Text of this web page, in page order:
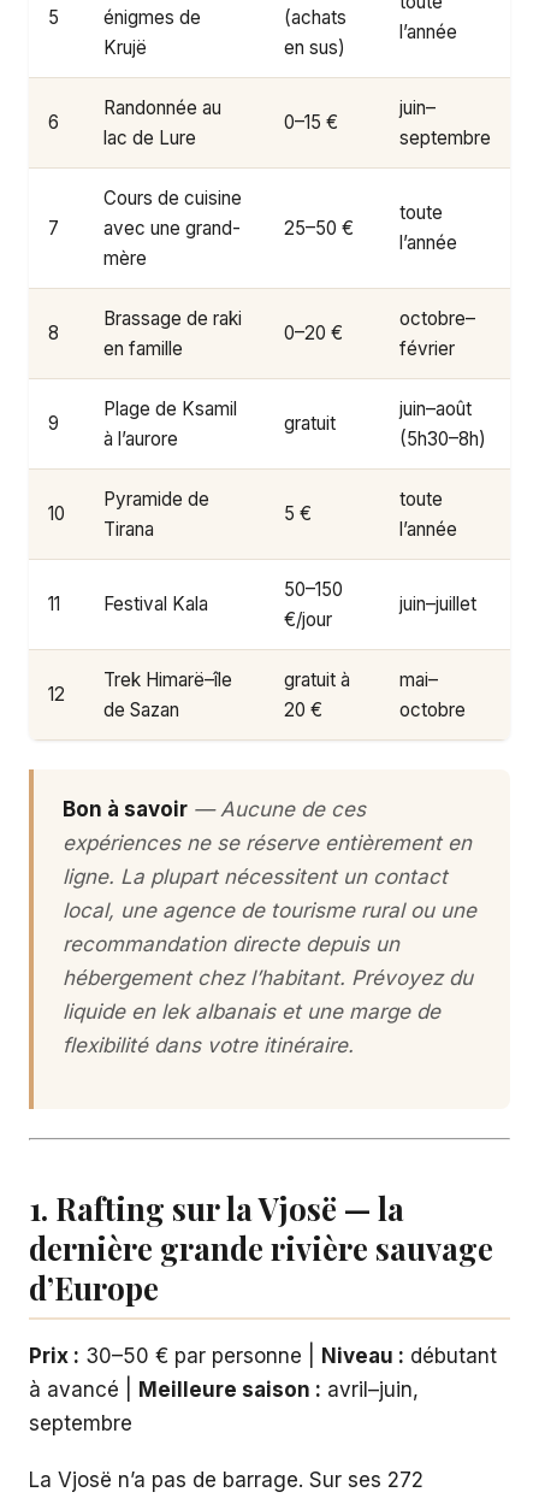
5
énigmes de
Krujë
(achats
en sus)
l’année
6
Randonnée au
lac de Lure
0–15 €
juin–
septembre
7
Cours de cuisine
avec une grand-
mère
25–50 €
toute
l’année
8
Brassage de raki
en famille
0–20 €
octobre–
février
9
Plage de Ksamil
à l’aurore
gratuit
juin–août
(5h30–8h)
10
Pyramide de
Tirana
5 €
toute
l’année
11 Festival Kala
50–150
€/jour
juin–juillet
12
Trek Himarë–île
de Sazan
gratuit à
20 €
mai–
octobre
Bon à savoir — Aucune de ces
expériences ne se réserve entièrement en
ligne. La plupart nécessitent un contact
local, une agence de tourisme rural ou une
recommandation directe depuis un
hébergement chez l’habitant. Prévoyez du
liquide en lek albanais et une marge de
flexibilité dans votre itinéraire.
1. Rafting sur la Vjosë — la
dernière grande rivière sauvage
d’Europe
Prix : 30–50 € par personne | Niveau : débutant
à avancé | Meilleure saison : avril–juin,
septembre
La Vjosë n’a pas de barrage. Sur ses 272